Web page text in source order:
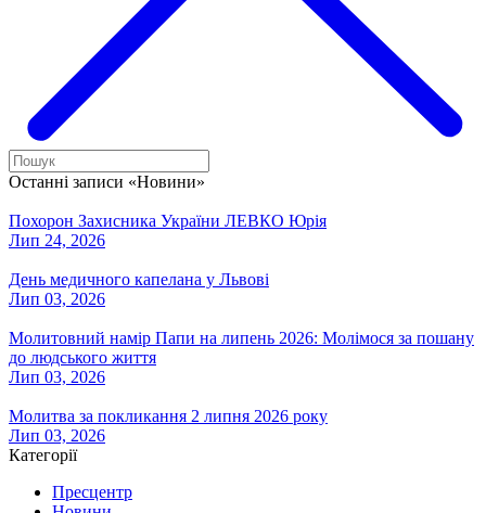
Останні записи «Новини»
Похорон Захисника України ЛЕВКО Юрія
Лип 24, 2026
День медичного капелана у Львові
Лип 03, 2026
Молитовний намір Папи на липень 2026: Молімося за пошану
до людського життя
Лип 03, 2026
Молитва за покликання 2 липня 2026 року
Лип 03, 2026
Категорії
Пресцентр